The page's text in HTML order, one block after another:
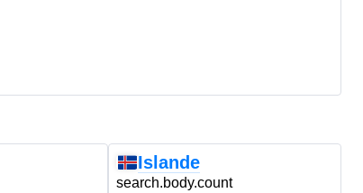
Islande
search.body.count